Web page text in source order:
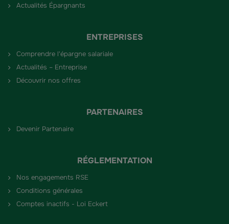
Actualités Épargnants
ENTREPRISES
Comprendre l'épargne salariale
Actualités – Entreprise
Découvrir nos offres
PARTENAIRES
Devenir Partenaire
RÉGLEMENTATION
Nos engagements RSE
Conditions générales
Comptes inactifs - Loi Eckert